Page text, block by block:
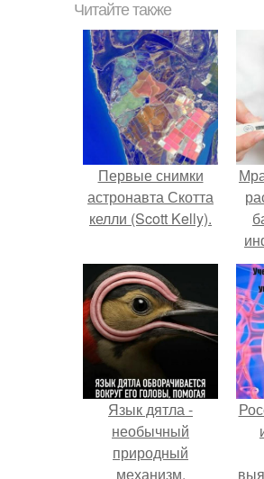
Читайте также
Первые снимки
астронавта Скотта
келли (Scott Kelly).
Язык дятла -
необычный
природный
механизм.